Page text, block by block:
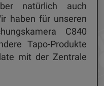
natürlich auch
haben für unseren
C840
Tapo-Produkte
mit der Zentrale